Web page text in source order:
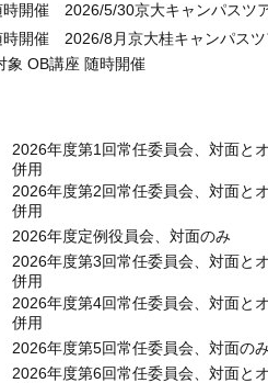
開催 2026/5/30京大キャンパスツ
時開催 2026/8月京大桂キャンパス
象 OB講座 随時開催
2026年度第1回常任委員会、対面と
併用
2026年度第2回常任委員会、対面と
併用
2026年度定例役員会、対面のみ
2026年度第3回常任委員会、対面と
併用
2026年度第4回常任委員会、対面と
併用
2026年度第5回常任委員会、対面の
2026年度第6回常任委員会、対面と